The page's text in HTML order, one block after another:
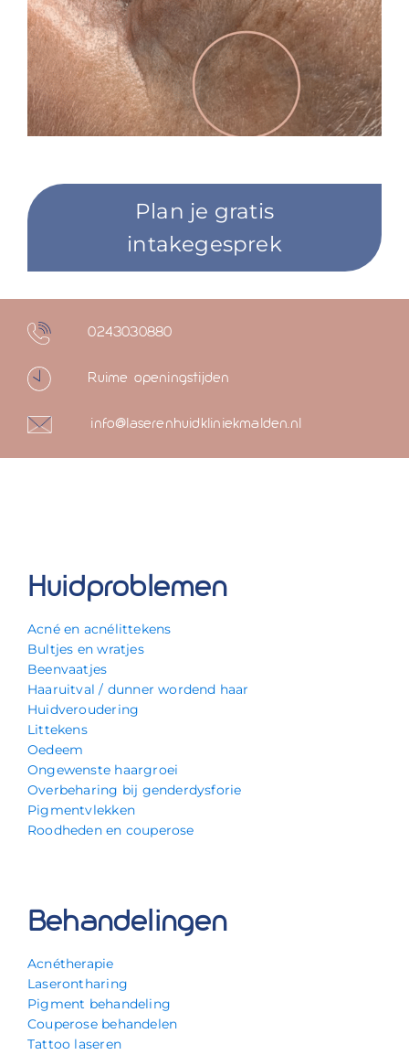
Plan je gratis
intakegesprek
0243030880
Ruime openingstijden
info@laserenhuidkliniekmalden.nl
Huidproblemen
Acné en acnélittekens
Bultjes en wratjes
Beenvaatjes
Haaruitval / dunner wordend haar
Huidveroudering
Littekens
Oedeem
Ongewenste haargroei
Overbeharing bij genderdysforie
Pigmentvlekken
Roodheden en couperose
Behandelingen
Acnétherapie
Laserontharing
Pigment behandeling
Couperose behandelen
Tattoo laseren